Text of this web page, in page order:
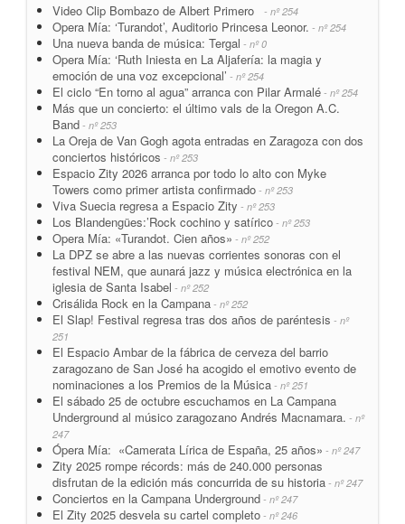
Video Clip Bombazo de Albert Primero - nº 254
Opera Mía: ‘Turandot’, Auditorio Princesa Leonor. - nº 254
Una nueva banda de música: Tergal - nº 0
Opera Mía: ‘Ruth Iniesta en La Aljafería: la magia y
emoción de una voz excepcional’ - nº 254
El ciclo “En torno al agua” arranca con Pilar Armalé - nº 254
Más que un concierto: el último vals de la Oregon A.C.
Band - nº 253
La Oreja de Van Gogh agota entradas en Zaragoza con dos
conciertos históricos - nº 253
Espacio Zity 2026 arranca por todo lo alto con Myke
Towers como primer artista confirmado - nº 253
Viva Suecia regresa a Espacio Zity - nº 253
Los Blandengües:’Rock cochino y satírico - nº 253
Opera Mía: «Turandot. Cien años» - nº 252
La DPZ se abre a las nuevas corrientes sonoras con el
festival NEM, que aunará jazz y música electrónica en la
iglesia de Santa Isabel - nº 252
Crisálida Rock en la Campana - nº 252
El Slap! Festival regresa tras dos años de paréntesis - nº
251
El Espacio Ambar de la fábrica de cerveza del barrio
zaragozano de San José ha acogido el emotivo evento de
nominaciones a los Premios de la Música - nº 251
El sábado 25 de octubre escuchamos en La Campana
Underground al músico zaragozano Andrés Macnamara. - nº
247
Ópera Mía: «Camerata Lírica de España, 25 años» - nº 247
Zity 2025 rompe récords: más de 240.000 personas
disfrutan de la edición más concurrida de su historia - nº 247
Conciertos en la Campana Underground - nº 247
El Zity 2025 desvela su cartel completo - nº 246